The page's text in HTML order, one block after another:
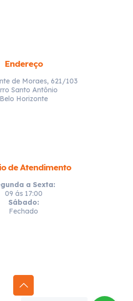
Endereço
de Moraes, 621/103
Santo Antônio
Belo Horizonte
de Atendimento
a Sexta:
09 ás 17:00
Sábado:
Fechado